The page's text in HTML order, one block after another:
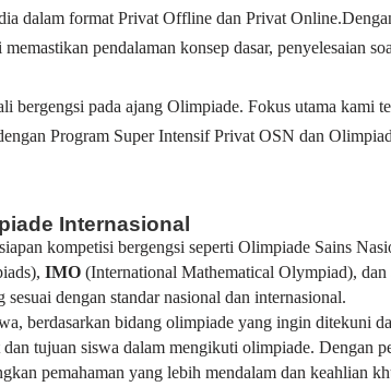
dalam format Privat Offline dan Privat
pendalaman konsep dasar, penyelesaian
bergengsi pada ajang Olimpiade. Fokus utama kami
Program Super Intensif Privat OSN dan
Internasional
kompetisi bergengsi seperti Olimpiade Sains
IMO (International Mathematical Olympiad), dan
dengan standar nasional dan internasional.
berdasarkan bidang olimpiade yang ingin ditekuni
tujuan siswa dalam mengikuti olimpiade. Dengan
pemahaman yang lebih mendalam dan keahlian